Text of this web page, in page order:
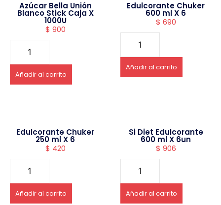
Azúcar Bella Unión
Blanco Stick Caja X
1000U
$ 900
Añadir al carrito
Edulcorante Chuker
600 ml X 6
$ 690
Añadir al carrito
Edulcorante Chuker
250 ml X 6
$ 420
Añadir al carrito
Si Diet Edulcorante
600 ml X 6un
$ 906
Añadir al carrito